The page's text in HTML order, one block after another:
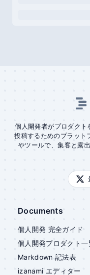
個人開発者がプロダクト
投稿するためのプラット
やツールで、集客と露
Documents
個人開発 完全ガイド
個人開発プロダクト一
Markdown 記法表
izanami エディター